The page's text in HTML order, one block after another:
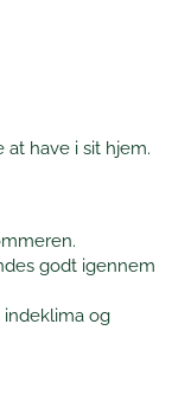
have i sit hjem.
godt igennem
indeklima og